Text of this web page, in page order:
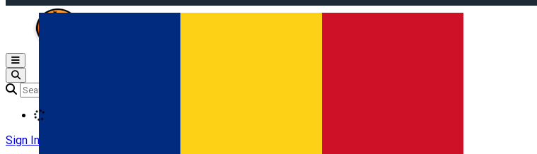
Open main menu
Sign In